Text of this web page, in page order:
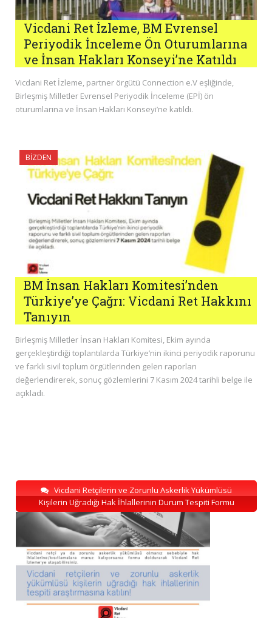
Vicdani Ret İzleme, BM Evrensel
Periyodik İnceleme Ön Oturumlarına
ve İnsan Hakları Konseyi’ne Katıldı
Vicdani Ret İzleme, partner örgütü Connection e.V eşliğinde,
Birleşmiş Milletler Evrensel Periyodik İnceleme (EPİ) ön
oturumlarına ve İnsan Hakları Konseyi’ne katıldı.
BIZDEN
BM İnsan Hakları Komitesi’nden
Türkiye’ye Çağrı: Vicdani Ret Hakkını
Tanıyın
Birleşmiş Milletler İnsan Hakları Komitesi, Ekim ayında
gerçekleştirdiği toplantılarda Türkiye’nin ikinci periyodik raporunu
ve farklı sivil toplum örgütlerinden gelen raporları
değerlendirerek, sonuç gözlemlerini 7 Kasım 2024 tarihli belge ile
açıkladı.
Vicdani Retçilerin ve Zorunlu Askerlik Yükümlüsü
Kişilerin Uğradığı Hak İhlallerinin Durum Tespiti Formu